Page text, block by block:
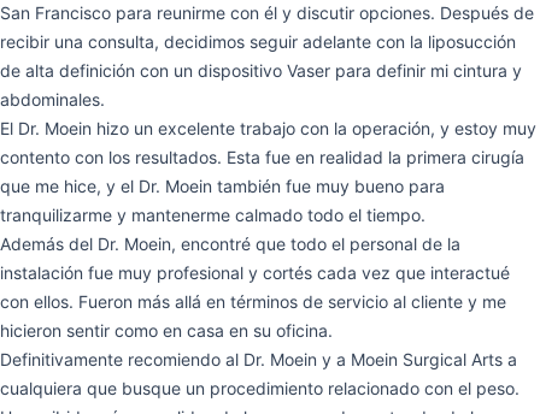
San Francisco para reunirme con él y discutir opciones. Después de
recibir una consulta, decidimos seguir adelante con la liposucción
de alta definición con un dispositivo Vaser para definir mi cintura y
abdominales.
El Dr. Moein hizo un excelente trabajo con la operación, y estoy muy
contento con los resultados. Esta fue en realidad la primera cirugía
que me hice, y el Dr. Moein también fue muy bueno para
tranquilizarme y mantenerme calmado todo el tiempo.
Además del Dr. Moein, encontré que todo el personal de la
instalación fue muy profesional y cortés cada vez que interactué
con ellos. Fueron más allá en términos de servicio al cliente y me
hicieron sentir como en casa en su oficina.
Definitivamente recomiendo al Dr. Moein y a Moein Surgical Arts a
cualquiera que busque un procedimiento relacionado con el peso.